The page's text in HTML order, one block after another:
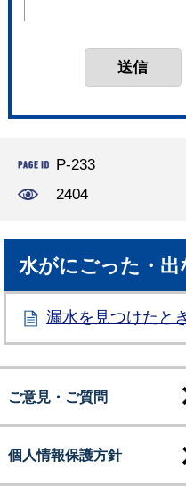
P-233
2404
水がにごった・
漏水を見つけたと
ご意見・ご質問
個人情報保護方針